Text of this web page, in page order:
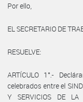
Por ello,
EL SECRETARIO DE
RESUELVE:
ARTÍCULO 1°.-
celebrados entre el
Y SERVICIOS DE LA